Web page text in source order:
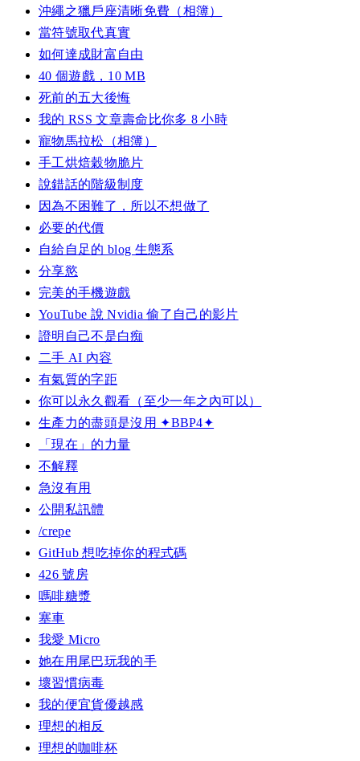
沖繩之獵戶座清晰免費（相簿）
當符號取代真實
如何達成財富自由
40 個遊戲，10 MB
死前的五大後悔
我的 RSS 文章壽命比你多 8 小時
寵物馬拉松（相簿）
手工烘焙穀物脆片
說錯話的階級制度
因為不困難了，所以不想做了
必要的代價
自給自足的 blog 生態系
分享慾
完美的手機遊戲
YouTube 說 Nvidia 偷了自己的影片
證明自己不是白痴
二手 AI 內容
有氣質的字距
你可以永久觀看（至少一年之內可以）
生產力的盡頭是沒用 ✦BBP4✦
「現在」的力量
不解釋
急沒有用
公開私訊體
/crepe
GitHub 想吃掉你的程式碼
426 號房
嗎啡糖漿
塞車
我愛 Micro
她在用尾巴玩我的手
壞習慣病毒
我的便宜貨優越感
理想的相反
理想的咖啡杯